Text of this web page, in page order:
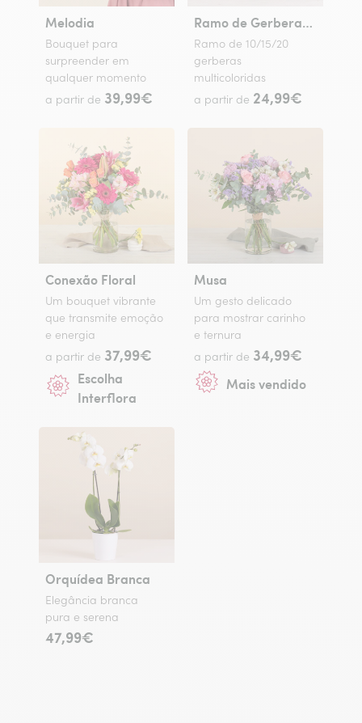
Melodia
Bouquet para
surpreender em
qualquer momento
a partir de 39,99€
Ramo de Gerberas Coloridas
Ramo de 10/15/20
gerberas
multicoloridas
a partir de 24,99€
Conexão Floral
Um bouquet vibrante
que transmite emoção
e energia
a partir de 37,99€
Escolha
Interflora
Musa
Um gesto delicado
para mostrar carinho
e ternura
a partir de 34,99€
Mais vendido
Orquídea Branca
Elegância branca
pura e serena
47,99€